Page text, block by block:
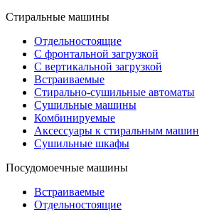
Стиральные машины
Отдельностоящие
С фронтальной загрузкой
С вертикальной загрузкой
Встраиваемые
Стирально-сушильные автоматы
Сушильные машины
Комбинируемые
Аксессуары к стиральным
Сушильные шкафы
Посудомоечные машины
Встраиваемые
Отдельностоящие